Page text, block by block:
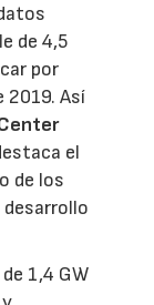
de 4,5
por
2019. Así
el
de los
desarrollo
1,4 GW